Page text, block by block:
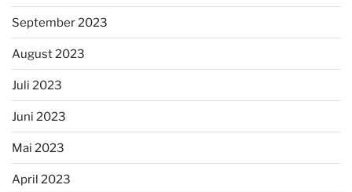
September 2023
August 2023
Juli 2023
Juni 2023
Mai 2023
April 2023